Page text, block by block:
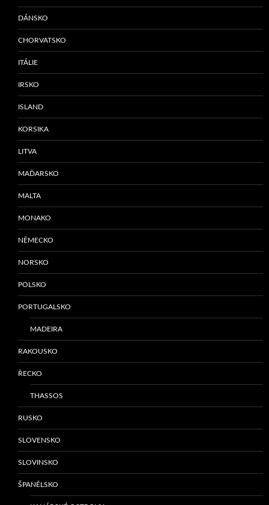
DÁNSKO
CHORVATSKO
ITÁLIE
IRSKO
ISLAND
KORSIKA
LITVA
MAĎARSKO
MALTA
MONAKO
NĚMECKO
NORSKO
POLSKO
PORTUGALSKO
MADEIRA
RAKOUSKO
ŘECKO
THASSOS
RUSKO
SLOVENSKO
SLOVINSKO
ŠPANĚLSKO